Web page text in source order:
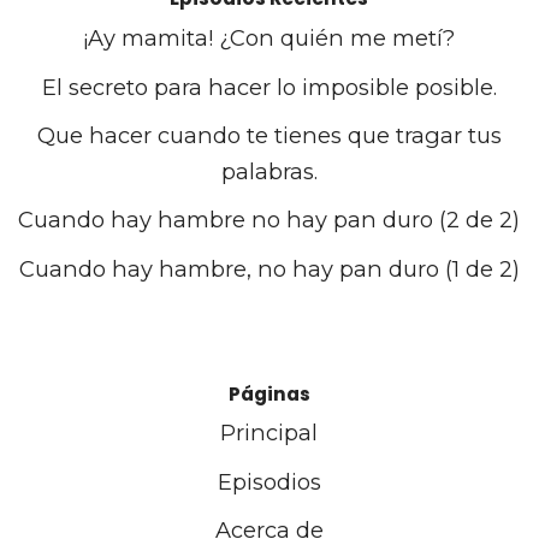
¡Ay mamita! ¿Con quién me metí?
El secreto para hacer lo imposible posible.
Que hacer cuando te tienes que tragar tus
palabras.
Cuando hay hambre no hay pan duro (2 de 2)
Cuando hay hambre, no hay pan duro (1 de 2)
Páginas
Principal
Episodios
Acerca de